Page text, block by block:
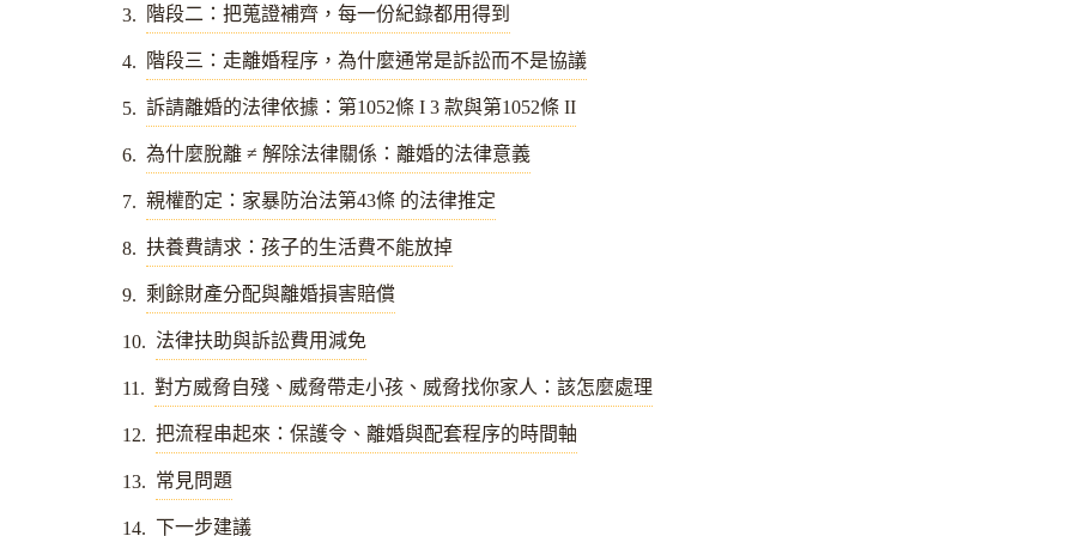
階段二：把蒐證補齊，每一份紀錄都用得到
階段三：走離婚程序，為什麼通常是訴訟而不是協議
訴請離婚的法律依據：第1052條 I 3 款與第1052條 II
為什麼脫離 ≠ 解除法律關係：離婚的法律意義
親權酌定：家暴防治法第43條 的法律推定
扶養費請求：孩子的生活費不能放掉
剩餘財產分配與離婚損害賠償
法律扶助與訴訟費用減免
對方威脅自殘、威脅帶走小孩、威脅找你家人：該怎麼處理
把流程串起來：保護令、離婚與配套程序的時間軸
常見問題
下一步建議